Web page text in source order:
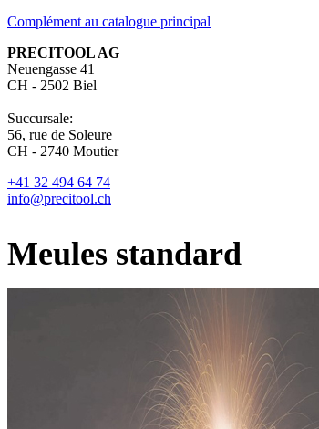
Complément au catalogue principal
PRECITOOL AG
Neuengasse 41
CH - 2502 Biel
Succursale:
56, rue de Soleure
CH - 2740 Moutier
+41 32 494 64 74
info@precitool.ch
Meules standard